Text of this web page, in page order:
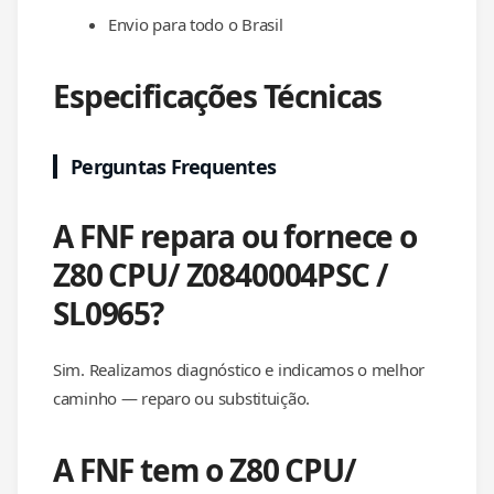
Envio para todo o Brasil
Especificações Técnicas
Perguntas Frequentes
A FNF repara ou fornece o
Z80 CPU/ Z0840004PSC /
SL0965?
Sim. Realizamos diagnóstico e indicamos o melhor
caminho — reparo ou substituição.
A FNF tem o Z80 CPU/